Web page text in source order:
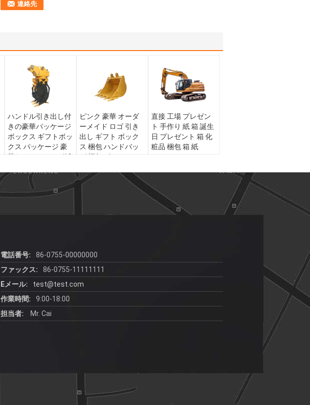
ハンドル引き出し付
きの豪華パッケージ
ボックス ギフトボッ
クス パッケージ 豪
華なコーティング紙
クス
ピンク 豪華 オーダ
ーメイド ロゴ 引き
出し ギフト ボック
ス 梱包 ハンドバッ
グ 梱包 ボックス
直接 工場 プレゼン
ト 手作り 紙 箱 誕生
日 プレゼント 箱 化
粧品 梱包 箱 紙
電話番号:
86-0755-00000000
ファックス:
86-0755-11111111
Eメール:
test@test.com
作業時間:
9:00-18:00
担当者:
Mr. Cai